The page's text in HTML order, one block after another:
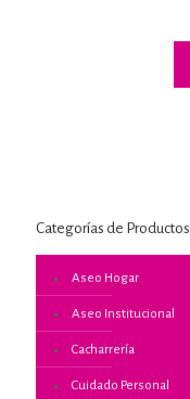
Categorías de Productos
Aseo Hogar
Aseo Institucional
Cacharrería
Cuidado Personal